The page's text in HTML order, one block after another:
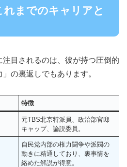
れまでのキャリアと
目されるのは、彼が持つ圧倒的
の裏返しでもあります。
特徴
元TBS北京特派員、政治部官邸
キャップ、論説委員。
自民党内部の権力闘争や派閥の
動きに精通しており、裏事情を
絡めた解説が得意。